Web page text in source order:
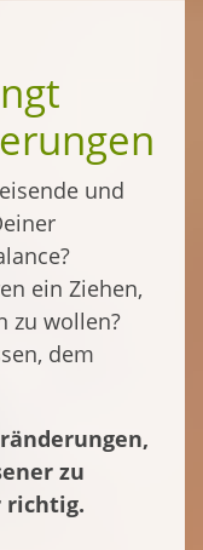
und
ein Ziehen,
zu wollen?
dem
zu
richtig.